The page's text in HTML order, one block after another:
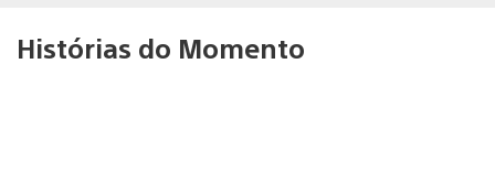
Histórias do Momento